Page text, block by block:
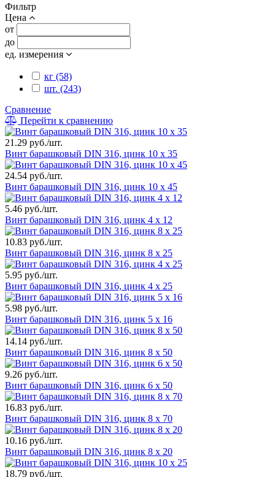
Фильтр
Цена
от
до
ед. измерения
кг (58)
шт. (243)
Сравнение
Перейти к сравнению
21.29 руб./шт.
Винт барашковый DIN 316, цинк 10 х 35
24.54 руб./шт.
Винт барашковый DIN 316, цинк 10 х 45
5.46 руб./шт.
Винт барашковый DIN 316, цинк 4 х 12
10.83 руб./шт.
Винт барашковый DIN 316, цинк 8 х 25
5.95 руб./шт.
Винт барашковый DIN 316, цинк 4 х 25
5.98 руб./шт.
Винт барашковый DIN 316, цинк 5 х 16
14.14 руб./шт.
Винт барашковый DIN 316, цинк 8 х 50
9.26 руб./шт.
Винт барашковый DIN 316, цинк 6 х 50
16.83 руб./шт.
Винт барашковый DIN 316, цинк 8 х 70
10.16 руб./шт.
Винт барашковый DIN 316, цинк 8 х 20
18.79 руб./шт.